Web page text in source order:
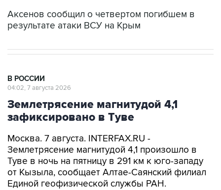
Аксенов сообщил о четвертом погибшем в
результате атаки ВСУ на Крым
В РОССИИ
04:02, 7 августа 2026
Землетрясение магнитудой 4,1
зафиксировано в Туве
Москва. 7 августа. INTERFAX.RU -
Землетрясение магнитудой 4,1 произошло в
Туве в ночь на пятницу в 291 км к юго-западу
от Кызыла, сообщает Алтае-Саянский филиал
Единой геофизической службы РАН.